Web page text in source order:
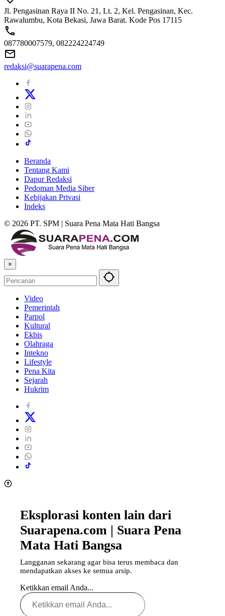
Jl. Pengasinan Raya II No. 21, Lt. 2, Kel. Pengasinan, Kec.
Rawalumbu, Kota Bekasi, Jawa Barat. Kode Pos 17115
087780007579, 082224224749
redaksi@suarapena.com
Beranda
Tentang Kami
Dapur Redaksi
Pedoman Media Siber
Kebijakan Privasi
Indeks
© 2026 PT. SPM | Suara Pena Mata Hati Bangsa
×
Video
Pemerintah
Parpol
Kultural
Ekbis
Olahraga
Intekno
Lifestyle
Pena Kita
Sejarah
Hukrim
Eksplorasi konten lain dari
Suarapena.com | Suara Pena
Mata Hati Bangsa
Langganan sekarang agar bisa terus membaca dan
mendapatkan akses ke semua arsip.
Ketikkan email Anda...